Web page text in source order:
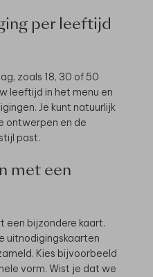
per leeftijd
zoals 18, 30 of 50
leeftijd in het menu en
Je kunt natuurlijk
ontwerpen en de
past.
met een
een bijzondere kaart.
uitnodigingskaarten
Kies bijvoorbeeld
vorm. Wist je dat we